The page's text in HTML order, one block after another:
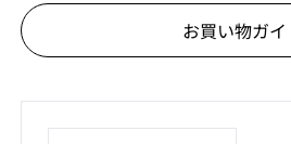
お買い物ガイ